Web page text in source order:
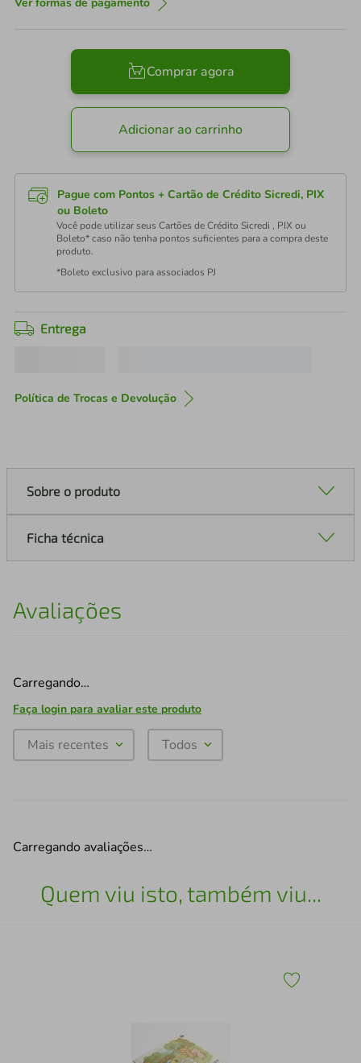
Ver formas de pagamento
Comprar agora
Adicionar ao carrinho
Pague com Pontos + Cartão de Crédito Sicredi, PIX
ou Boleto
Você pode utilizar seus Cartões de Crédito Sicredi , PIX ou
Boleto* caso não tenha pontos suficientes para a compra deste
produto.
*Boleto exclusivo para associados PJ
Entrega
Política de Trocas e Devolução
Sobre o produto
Ficha técnica
Avaliações
Carregando…
Faça login para avaliar este produto
Mais recentes Todos
Carregando avaliações…
Quem viu isto, também viu...